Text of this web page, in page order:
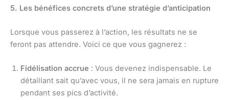
5. Les bénéfices concrets d’une stratégie d’anticipation
Lorsque vous passerez à l’action, les résultats ne se
feront pas attendre. Voici ce que vous gagnerez :
Fidélisation accrue : Vous devenez indispensable. Le
détaillant sait qu’avec vous, il ne sera jamais en rupture
pendant ses pics d’activité.